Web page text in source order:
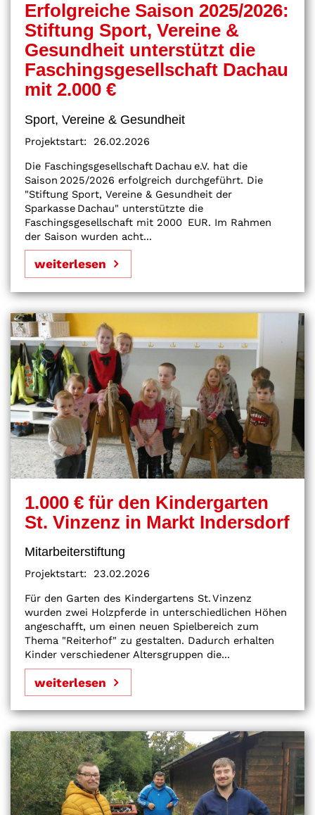
Erfolgreiche Saison 2025/2026:
Stiftung Sport, Vereine &
Gesundheit unterstützt die
Faschingsgesellschaft Dachau
mit 2.000 €
Sport, Vereine & Gesundheit
Projektstart:
26.02.2026
Die Faschingsgesellschaft Dachau e.V. hat die
Saison 2025/2026 erfolgreich durchgeführt. Die
"Stiftung Sport, Vereine & Gesundheit der
Sparkasse Dachau" unterstützte die
Faschingsgesellschaft mit 2000 EUR. Im Rahmen
der Saison wurden acht...
weiterlesen
1.000 € für den Kindergarten
St. Vinzenz in Markt Indersdorf
Mitarbeiterstiftung
Projektstart:
23.02.2026
Für den Garten des Kindergartens St. Vinzenz
wurden zwei Holzpferde in unterschiedlichen Höhen
angeschafft, um einen neuen Spielbereich zum
Thema "Reiterhof" zu gestalten. Dadurch erhalten
Kinder verschiedener Altersgruppen die...
weiterlesen